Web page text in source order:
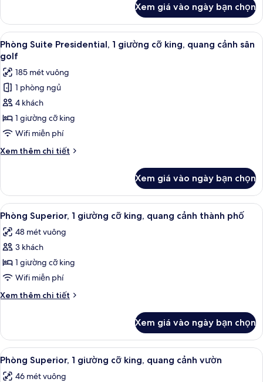
king,
quang
cảnh
vườn
Phòng
Deluxe,
1
giường
cỡ
king,
quang
cảnh
vườn
Xem giá vào ngày bạn chọn
Xem
tất
cả
ảnh
Phòng
Suite
Presidential,
1
giường
cỡ
quang
cảnh
sân
golf
Bộ đồ giường cao cấp, nệm Select
11
Phòng Suite Presidential, 1 giường cỡ king, quang cảnh sân
golf
185 mét vuông
1 phòng ngủ
4 khách
1 giường cỡ king
Wifi miễn phí
Xem thêm chi tiết
Chi
Phòng
Suite
Presidential,
giường
cỡ
quang
cảnh
golf
Xem giá vào ngày bạn chọn
Xem
tất
cả
ảnh
Phòng
Superior,
1
giường
king,
quang
cảnh
thành
Bộ đồ giường cao cấp, nệm Select
10
Phòng Superior, 1 giường cỡ king, quang cảnh thành phố
48 mét vuông
3 khách
1 giường cỡ king
Wifi miễn phí
Xem thêm chi tiết
Chi
Phòng
Superior,
1
giường
cỡ
Xem giá vào ngày bạn chọn
Xem
tất
Bộ đồ giường cao cấp, nệm Select
11
Phòng Superior, 1 giường cỡ king, quang cảnh vườn
46 mét vuông